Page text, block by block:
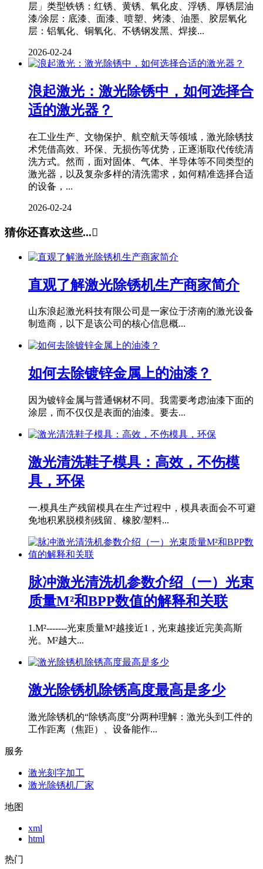
层」类型铁锈：红锈、黄锈、氧化皮、浮锈、厚锈层油
漆/涂层：底漆、面漆、喷塑、烤漆、油墨、胶层氧化
层：铝氧化、铜氧化、不锈钢发黑、焊接...
2026-02-24
浪起激光：激光除锈中，如何选择合
适的激光器？
在工业生产、文物保护、航空航天等领域，激光除锈技
术凭借高效、环保、无损伤等优势，正逐渐取代传统清
洗方式。然而，面对固体、气体、半导体等不同类型的
激光器，以及复杂多样的清洗需求，如何精准选择合适
的设备，...
2026-02-24
猜你还喜欢这些...
直观了解激光除锈机生产商家简介
山东浪起激光科技有限公司是一家位于济南的激光设备
制造商，以下是该公司的核心信息概...
如何去除镀锌金属上的油漆？
因为镀锌金属与普通钢材不同。我需要考虑油漆下面的
涂层，而不仅仅是表面的油漆。要去...
激光清洗鞋子模具：高效，不伤模
具，环保
一.模具生产残留模具在生产过程中，模具表面会不可避
免地积累脱模剂残留、橡胶/塑料...
脉冲激光清洗机参数介绍（一）光束
质量M²和BPP数值的解释和关联
1.M²-------光束质量M²越接近1，光束越接近完美高斯
光。M²越大...
激光除锈机除锈高度最高是多少
激光除锈机的“除锈高度”分两种理解：激光头到工件的
工作距离（焦距）、设备能作...
服务
激光刻字加工
激光除锈机厂家
地图
xml
html
热门